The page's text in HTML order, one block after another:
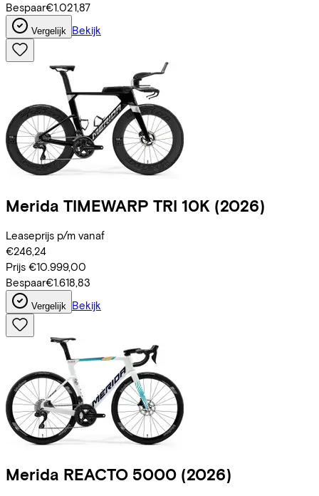
Bespaar€1.021,87
Vergelijk Bekijk
Merida TIMEWARP TRI 10K (2026)
Leaseprijs p/m vanaf
€246,24
Prijs €10.999,00
Bespaar€1.618,83
Vergelijk Bekijk
Merida REACTO 5000 (2026)